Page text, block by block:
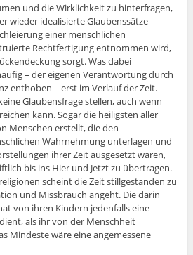
und die Wirklichkeit zu hinterfragen,
wieder idealisierte Glaubenssätze
einer menschlichen
Rechtfertigung entnommen wird,
sorgt. Was dabei
– der eigenen Verantwortung durch
enthoben – erst im Verlauf der Zeit.
Glaubensfrage stellen, auch wenn
kann. Sogar die heiligsten aller
Menschen erstellt, die den
Wahrnehmung unterlagen und
ihrer Zeit ausgesetzt waren,
bis ins Hier und Jetzt zu übertragen.
scheint die Zeit stillgestanden zu
und Missbrauch angeht. Die darin
von ihren Kindern jedenfalls eine
als ihr von der Menschheit
Mindeste wäre eine angemessene